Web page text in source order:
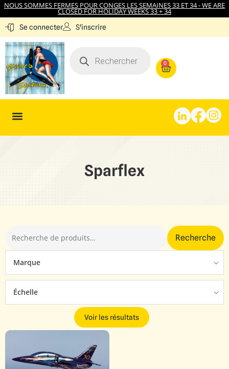
NOUS SOMMES FERMES POUR CONGES LES SEMAINES 33 ET 34 - WE ARE
CLOSED FOR HOLIDAY WEEKS 33 + 34
Se connecter S'inscrire
0
Sparflex
Recherche
Marque
Échelle
Voir les résultats